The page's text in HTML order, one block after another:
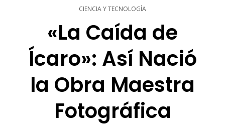
CIENCIA Y TECNOLOGÍA
«La Caída de
Ícaro»: Así Nació
la Obra Maestra
Fotográfica